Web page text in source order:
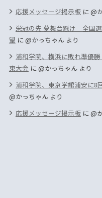
応援メッセージ掲示板に@
栄冠の先 夢舞台懸け 全国
望 に@かっちゃんより
浦和学院、横浜に敗れ準優
東大会 に@かっちゃんより
浦和学院、東京学館浦安に
@かっちゃんより
応援メッセージ掲示板に@